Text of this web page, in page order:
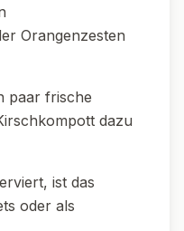
kann gut am
– ideal für Gäste!
ungesüßten
für einen
dem
Tiramisu